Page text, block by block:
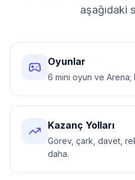
aşağıdaki
Oyunlar
6 mini oyun ve Arena;
Kazanç Yolları
Görev, çark, davet,
daha.